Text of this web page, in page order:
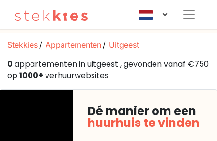
Stekkies Appartementen Uitgeest
0 appartementen in uitgeest , gevonden vanaf €750
op1000+ verhuurwebsites
Dé manier om een
huurhuis te vinden